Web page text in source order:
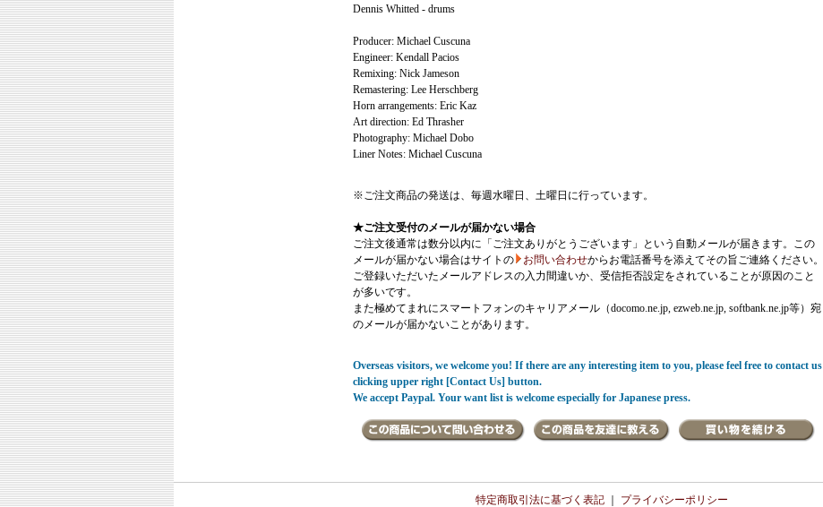
Dennis Whitted - drums
Producer: Michael Cuscuna
Engineer: Kendall Pacios
Remixing: Nick Jameson
Remastering: Lee Herschberg
Horn arrangements: Eric Kaz
Art direction: Ed Thrasher
Photography: Michael Dobo
Liner Notes: Michael Cuscuna
※ご注文商品の発送は、毎週水曜日、土曜日に行っています。
★ご注文受付のメールが届かない場合
ご注文後通常は数分以内に「ご注文ありがとうございます」という自動メールが届きます。この
メールが届かない場合はサイトの
お問い合わせからお電話番号を添えてその旨ご連絡ください。
ご登録いただいたメールアドレスの入力間違いか、受信拒否設定をされていることが原因のこと
が多いです。
また極めてまれにスマートフォンのキャリアメール（docomo.ne.jp, ezweb.ne.jp, softbank.ne.jp等）宛
のメールが届かないことがあります。
Overseas visitors, we welcome you! If there are any interesting item to you, please feel free to contact us
clicking upper right [Contact Us] button.
We accept Paypal. Your want list is welcome especially for Japanese press.
特定商取引法に基づく表記 プライバシーポリシー